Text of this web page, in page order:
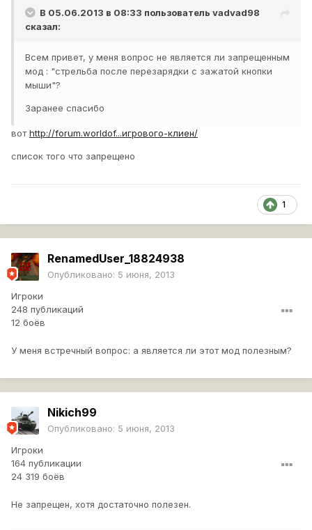
В 05.06.2013 в 08:33 пользователь vadvad98
сказал:
Всем привет, у меня вопрос не является ли запрещенным
мод : "стрельба после перезарядки с зажатой кнопки
мыши"?
Заранее спасибо
вотhttp://forum.worldof...игрового-клиен/
список того что запрещено
1
RenamedUser_18824938
Опубликовано: 5 июня, 2013
Игроки
248 публикаций
12 боёв
У меня встречный вопрос: а является ли этот мод полезным?
Nikich99
Опубликовано: 5 июня, 2013
Игроки
164 публикации
24 319 боёв
Не запрещен, хотя достаточно полезен.